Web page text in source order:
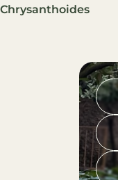
Chrysanthoides